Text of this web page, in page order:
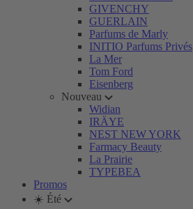
GIVENCHY
GUERLAIN
Parfums de Marly
INITIO Parfums Privés
La Mer
Tom Ford
Eisenberg
Nouveau
Widian
IRÄYE
NEST NEW YORK
Farmacy Beauty
La Prairie
TYPEBEA
Promos
☀️ Été